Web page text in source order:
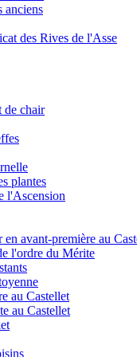
anciens
des Rives de l'Asse
de chair
plantes
l'Ascension
avant-première au
l'ordre du Mérite
au Castellet
au Castellet